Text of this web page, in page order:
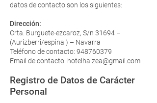
datos de contacto son los siguientes:
Dirección:
Crta. Burguete-ezcaroz, S/n 31694 –
(Aurizberri/espinal) – Navarra
Teléfono de contacto: 948760379
Email de contacto: hotelhaizea@gmail.com
Registro de Datos de Carácter
Personal